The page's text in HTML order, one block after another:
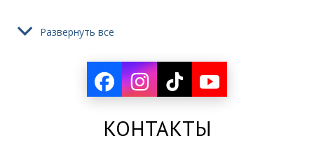
фен
кондиционер
Развернуть все
КОНТАКТЫ